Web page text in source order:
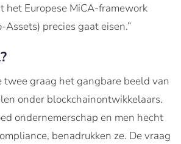
het Europese MiCA-framework
precies gaat eisen.”
twee graag het gangbare beeld van
onder blockchainontwikkelaars.
ondernemerschap en men hecht
benadrukken ze. De vraag